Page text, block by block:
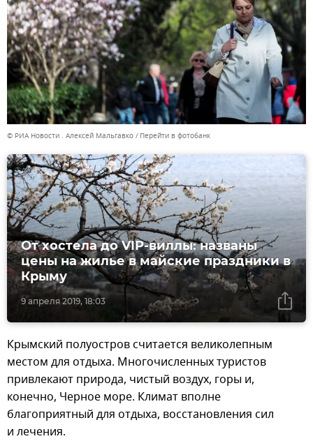
© РИА Новости . Алексей Мальгавко Перейти в фотобанк
9 апреля 2019, 18:03
От хостела до VIP-виллы: названы
цены на жилье в майские праздники в
Крыму
Крымский полуостров считается великолепным
местом для отдыха. Многочисленных туристов
привлекают природа, чистый воздух, горы и,
конечно, Черное море. Климат вполне
благоприятный для отдыха, восстановления сил
и лечения.